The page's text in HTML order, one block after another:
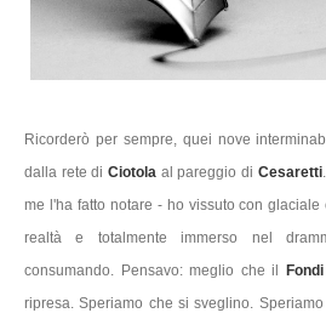
Ricorderò per sempre, quei nove
dalla rete diCiotola al pareggio di Cesaretti
me l'ha fatto notare - ho vissuto con
realtà e totalmente immerso nel
consumando. Pensavo: meglio che il Fondi
ripresa. Speriamo che si sveglino.